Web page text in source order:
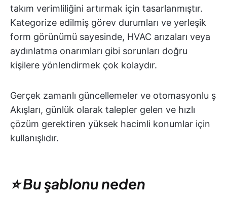
takım verimliliğini artırmak için tasarlanmıştır.
Kategorize edilmiş görev durumları ve yerleşik
form görünümü sayesinde, HVAC arızaları veya
aydınlatma onarımları gibi sorunları doğru
kişilere yönlendirmek çok kolaydır.
Gerçek zamanlı güncellemeler ve otomasyonlu ş
Akışları, günlük olarak talepler gelen ve hızlı
çözüm gerektiren yüksek hacimli konumlar için
kullanışlıdır.
⭐ Bu şablonu neden